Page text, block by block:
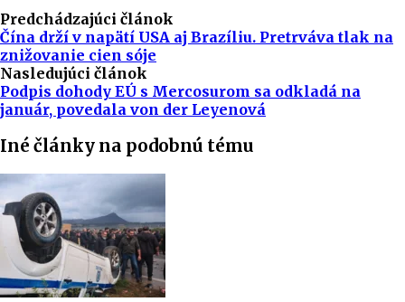
Predchádzajúci článok
Čína drží v napätí USA aj Brazíliu. Pretrváva tlak na
znižovanie cien sóje
Nasledujúci článok
Podpis dohody EÚ s Mercosurom sa odkladá na
január, povedala von der Leyenová
Iné články na podobnú tému